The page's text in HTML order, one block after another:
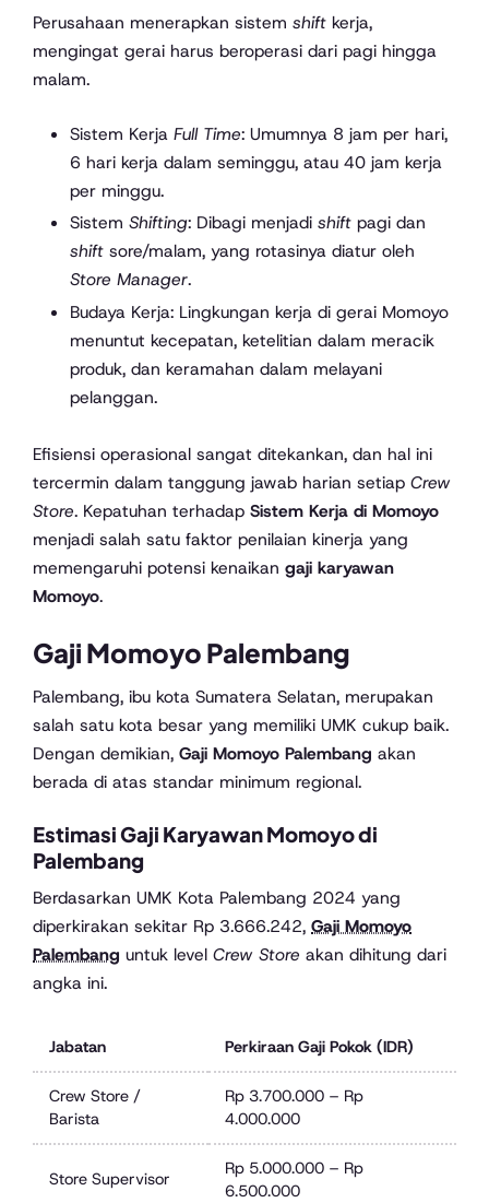
Perusahaan menerapkan sistem shift kerja,
mengingat gerai harus beroperasi dari pagi hingga
malam.
Sistem Kerja Full Time: Umumnya 8 jam per hari,
6 hari kerja dalam seminggu, atau 40 jam kerja
per minggu.
Sistem Shifting: Dibagi menjadi shiftpagi dan
shiftsore/malam, yang rotasinya diatur oleh
Store Manager.
Budaya Kerja: Lingkungan kerja di gerai Momoyo
menuntut kecepatan, ketelitian dalam meracik
produk, dan keramahan dalam melayani
pelanggan.
Efisiensi operasional sangat ditekankan, dan hal ini
tercermin dalam tanggung jawab harian setiap Crew
Store. Kepatuhan terhadap Sistem Kerja di Momoyo
menjadi salah satu faktor penilaian kinerja yang
memengaruhi potensi kenaikan gaji karyawan
Momoyo.
Gaji Momoyo Palembang
Palembang, ibu kota Sumatera Selatan, merupakan
salah satu kota besar yang memiliki UMK cukup baik.
Dengan demikian, Gaji Momoyo Palembang akan
berada di atas standar minimum regional.
Estimasi Gaji Karyawan Momoyo di
Palembang
Berdasarkan UMK Kota Palembang 2024 yang
diperkirakan sekitar Rp 3.666.242, Gaji Momoyo
Palembang untuk level Crew Store akan dihitung dari
angka ini.
Jabatan Perkiraan Gaji Pokok (IDR)
Crew Store /
Barista
Rp 3.700.000 – Rp
4.000.000
Store Supervisor
Rp 5.000.000 – Rp
6.500.000